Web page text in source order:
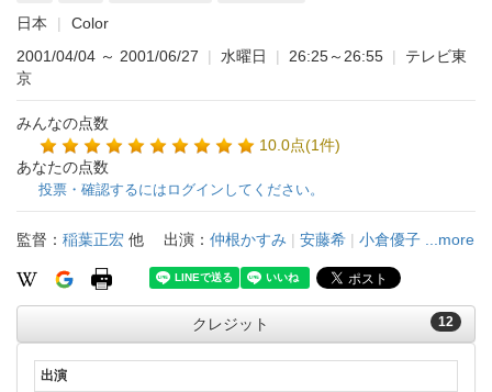
日本
Color
2001/04/04 ～ 2001/06/27 | 水曜日 | 26:25～26:55 |
テレビ東
京
みんなの点数
10.0点(1件)
あなたの点数
投票・確認するにはログインしてください。
監督： 稲葉正宏 他 出演： 仲根かすみ | 安藤希 | 小倉優子 ...more
12
クレジット
出演